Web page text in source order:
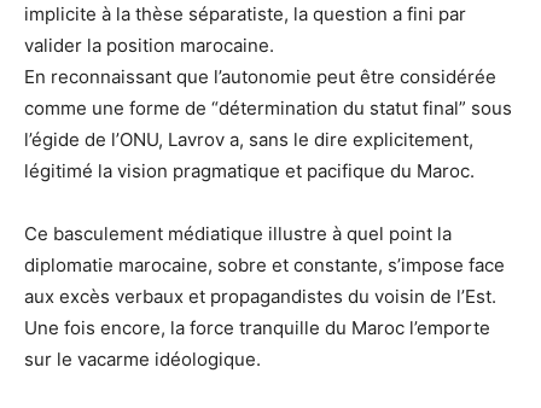
implicite à la thèse séparatiste, la question a fini par
valider la position marocaine.
En reconnaissant que l’autonomie peut être considérée
comme une forme de “détermination du statut final” sous
l’égide de l’ONU, Lavrov a, sans le dire explicitement,
légitimé la vision pragmatique et pacifique du Maroc.
Ce basculement médiatique illustre à quel point la
diplomatie marocaine, sobre et constante, s’impose face
aux excès verbaux et propagandistes du voisin de l’Est.
Une fois encore, la force tranquille du Maroc l’emporte
sur le vacarme idéologique.